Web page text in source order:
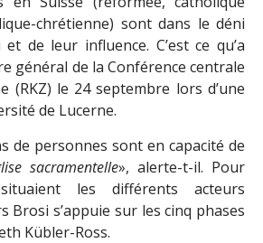
chrétienne) sont dans le déni
de leur influence. C’est ce qu’a
général de la Conférence centrale
(RKZ) le 24 septembre lors d’une
de Lucerne.
de personnes sont en capacité de
sacramentelle», alerte-t-il. Pour
les différents acteurs
Brosi s’appuie sur les cinq phases
Kübler-Ross.